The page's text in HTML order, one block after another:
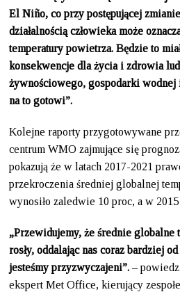
El Niño, co przy postępującej
działalnością człowieka może
temperatury powietrza. Będzie to
konsekwencje dla życia i zdrowia
żywnościowego, gospodarki
na to gotowi”.
Kolejne raporty przygotowywane
centrum WMO zajmujące się
pokazują że w latach 2017-2021
przekroczenia średniej globalnej
wynosiło zaledwie 10 proc, a w
„Przewidujemy, że średnie globalne
rosły, oddalając nas coraz bardziej
jesteśmy przyzwyczajeni”. –
ekspert Met Office, kierujący